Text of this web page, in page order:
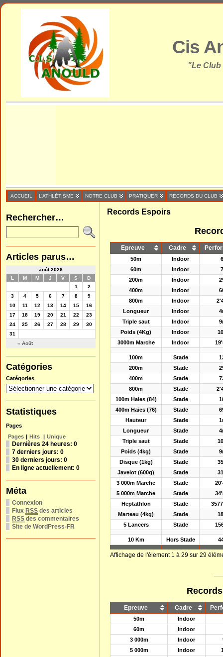
Cis
"Le Club
ACCUEIL L’ATHLÉTISME NOTRE CLUB PRATIQUER RECORDS DU CLUB
Rechercher…
Articles parus…
août 2026
L
M M J V S D
« Août
1
2
3
4 5 6 7 8
9
10
11 12 13 14 15
16
17
18 19 20 21 22
23
24
25 26 27 28 29
30
31
Catégories
Catégories
Statistiques
Pages
Pages | Hits | Unique
Dernières 24 heures: 0
7 derniers jours: 0
30 derniers jours: 0
En ligne actuellement: 0
Méta
Connexion
Flux RSS des articles
RSS des commentaires
Site de WordPress-FR
Records Espoirs
Epreuve Cadre
50m Indoor
60m
Indoor
200m
Indoor
400m
Indoor
800m
Indoor
Longueur
Indoor
Triple saut
Indoor
Poids (4Kg)
Indoor
3000m Marche
Indoor
100m Stade
200m
Stade
400m
Stade
800m
Stade
100m Haies (84)
Stade
400m Haies (76)
Stade
Hauteur
Stade
Longueur
Stade
Triple saut
Stade
Poids (4kg)
Stade
Disque (1kg)
Stade
Javelot (600g)
Stade
3 000m Marche
Stade
5 000m Marche
Stade
Heptathlon
Stade
Marteau (4kg)
Stade
5 Lancers
Stade
10 Km Hors Stade
Affichage de l'élement 1 à 29 sur 29
Epreuve Cadre
50m
Indoor
60m
Indoor
3 000m
Indoor
5 000m
Indoor